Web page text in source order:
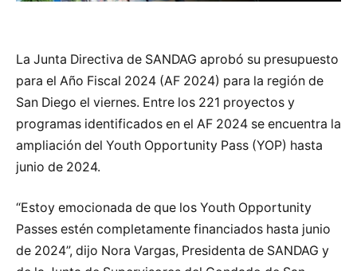
La Junta Directiva de SANDAG aprobó su presupuesto
para el Año Fiscal 2024 (AF 2024) para la región de
San Diego el viernes. Entre los 221 proyectos y
programas identificados en el AF 2024 se encuentra la
ampliación del Youth Opportunity Pass (YOP) hasta
junio de 2024.
“Estoy emocionada de que los Youth Opportunity
Passes estén completamente financiados hasta junio
de 2024”, dijo Nora Vargas, Presidenta de SANDAG y